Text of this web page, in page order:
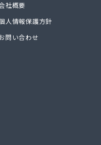
社概要
人情報保護方針
問い合わせ